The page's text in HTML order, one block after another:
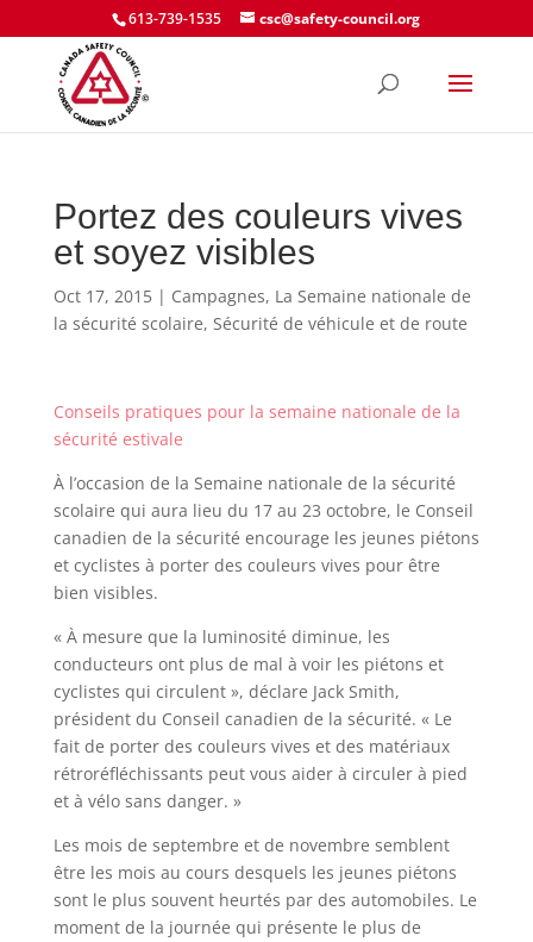
613-739-1535 csc@safety-council.org
Portez des couleurs vives
et soyez visibles
Oct 17, 2015| Campagnes, La Semaine nationale de
la sécurité scolaire, Sécurité de véhicule et de route
Conseils pratiques pour la semaine nationale de la
sécurité estivale
À l’occasion de la Semaine nationale de la sécurité
scolaire qui aura lieu du 17 au 23 octobre, le Conseil
canadien de la sécurité encourage les jeunes piétons
et cyclistes à porter des couleurs vives pour être
bien visibles.
« À mesure que la luminosité diminue, les
conducteurs ont plus de mal à voir les piétons et
cyclistes qui circulent », déclare Jack Smith,
président du Conseil canadien de la sécurité. « Le
fait de porter des couleurs vives et des matériaux
rétroréfléchissants peut vous aider à circuler à pied
et à vélo sans danger. »
Les mois de septembre et de novembre semblent
être les mois au cours desquels les jeunes piétons
sont le plus souvent heurtés par des automobiles. Le
moment de la journée qui présente le plus de